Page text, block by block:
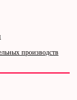
производств